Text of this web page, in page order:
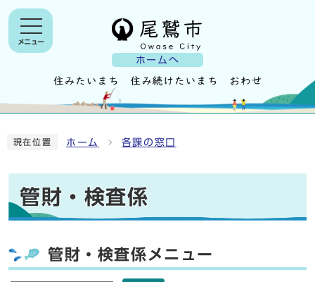
ホームへ
メニュー
現在位置 ホーム 各課の窓口
管財・検査係
管財・検査係メニュー